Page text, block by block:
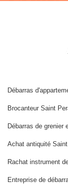
Débarras
Brocanteur Saint
Débarras de grenier
Achat antiquité
Rachat instrument
Entreprise de